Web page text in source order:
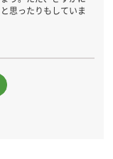
思ったりもしていま